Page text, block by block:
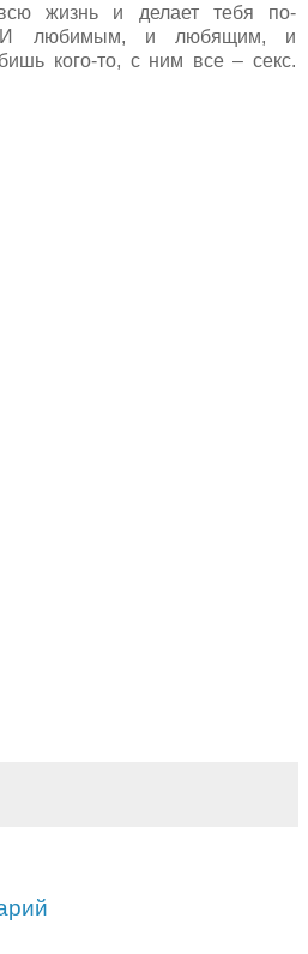
жизнь и делает тебя по-
И любимым, и любящим, и
кого-то, с ним все – секс.